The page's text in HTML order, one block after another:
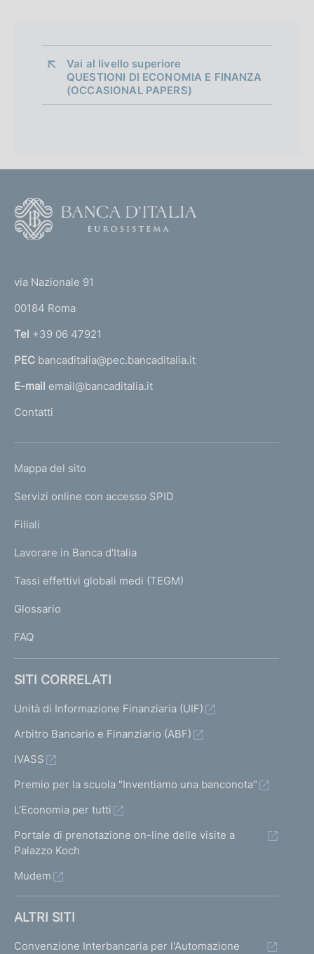
o
o
n
i
m
e
n
t
o
Vai al livello superiore
QUESTIONI DI ECONOMIA E FINANZA
(OCCASIONAL PAPERS)
r
n
a
l
'
m
e
a
g
via Nazionale 91
00184 Roma
Tel +39 06 47921
PEC bancaditalia@pec.bancaditalia.it
E-mail email@bancaditalia.it
Contatti
L
N
K
T
I
I
Mappa del sito
Servizi online con accesso SPID
Filiali
Lavorare in Banca d'Italia
Tassi effettivi globali medi (TEGM)
Glossario
FAQ
SITI CORRELATI
Unità di Informazione Finanziaria (UIF)
Arbitro Bancario e Finanziario (ABF)
IVASS
Premio per la scuola "Inventiamo una banconota"
L'Economia per tutti
Portale di prenotazione on-line delle visite a
Palazzo Koch
Mudem
ALTRI SITI
Convenzione Interbancaria per l'Automazione